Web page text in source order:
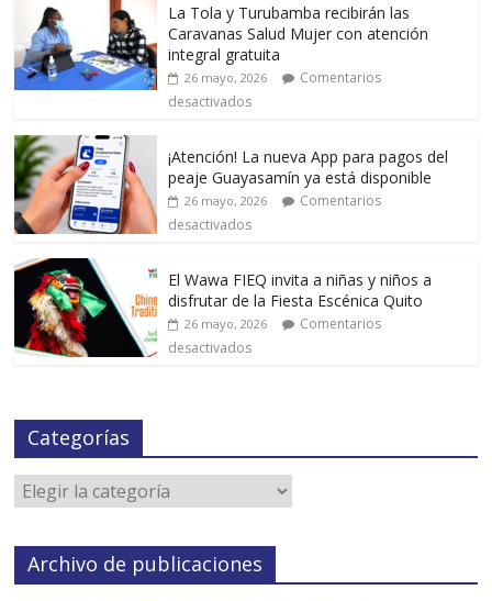
La Tola y Turubamba recibirán las
Caravanas Salud Mujer con atención
integral gratuita
26 mayo, 2026
Comentarios
desactivados
¡Atención! La nueva App para pagos del
peaje Guayasamín ya está disponible
26 mayo, 2026
Comentarios
desactivados
El Wawa FIEQ invita a niñas y niños a
disfrutar de la Fiesta Escénica Quito
26 mayo, 2026
Comentarios
desactivados
Categorías
Archivo de publicaciones